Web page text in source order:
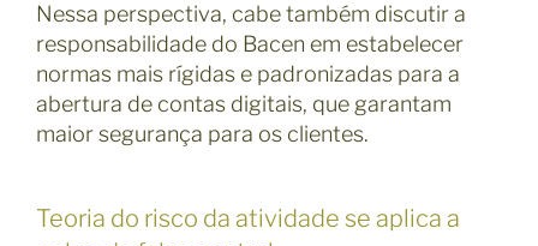
Nessa perspectiva, cabe também discutir a
responsabilidade do Bacen em estabelecer
normas mais rígidas e padronizadas para a
abertura de contas digitais, que garantam
maior segurança para os clientes.
Teoria do risco da atividade se aplica a